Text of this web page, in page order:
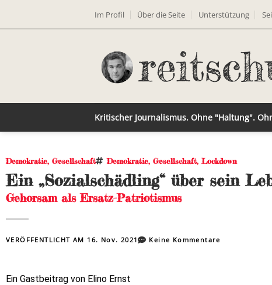
Im Profil Über die Seite Unterstützung
Kritischer Journalismus. Ohne "Haltung".
Demokratie, Gesellschaft Demokratie, Gesellschaft, Lockdown
Ein „Sozialschädling“ über sein
Gehorsam als Ersatz-Patriotismus
VERÖFFENTLICHT AM 16. Nov. 2021 Keine Kommentare
Ein Gastbeitrag von Elino Ernst